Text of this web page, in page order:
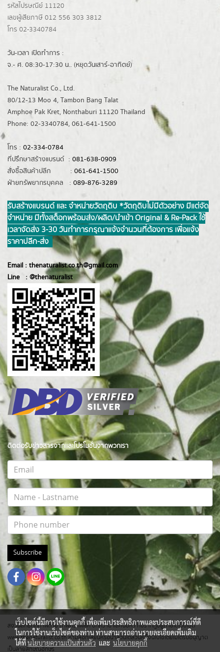
รหัสไปรษณีย์ 11120
เลขผู้เสียภาษี 012 556 303 3812
โทร 02-3340784
วัน-เวลา เปิดทำการ :
จ.- ศ. 08:30-17:30 น.. (หยุดวันเสาร์-อาทิตย์)
The Naturalist Co., Ltd.
80/12-13 Moo 4, Tambon Bang Talat
Amphoe Pak Kret, Nonthaburi 11120 Thailand
Phone: 02-3340784, 061-641-1500
โทร : 02-334-0784
ที่ปรึกษาสร้างแบรนด์ : 081-638-0909
สั่งซื้อสินค้าปลีก : 061-641-1500
ฝ่ายทรัพยากรบุคคล : 089-876-3289
รับสร้างแบรนด์ และ จำหน่ายวัตถุดิบ *วัตถุดิบไม่มีตัวอย่าง มีแต่จัด
จำหน่าย มีทั้งสต็อกพร้อมส่ง/ผลิต/นำเข้า Original & Re-Pack ใช้
เวลาจัดส่ง 3-30 วันทำการ กรุณาแจ้งจำนวนที่ต้องการ เพื่อแจ้ง
ราคาปลีก-ส่ง
Email : thenaturalist.co.th@gmail.com
Line : @thenaturalist
ติดต่อรับข่าวสารจากและโปรโมชั่นจากพวกเรา
Subscribe
สงวนสิทธิ์ทุกภาพถ่าย ภาพกราฟฟิค บทความ และเนื้อหา ที่ปรากฎอยู่ภายใต้เว็บไซต์
www.thenaturalist.co.th ห้ามลอกเลียนหรือนำส่วนใดส่วนหนึ่งนี้ไปใช้โดยไม่ได้รับอนุญาต
เป็นลายลักษณ์อักษร
เว็บไซต์นี้มีการใช้งานคุกกี้ เพื่อเพิ่มประสิทธิภาพและประสบการณ์ที่ดี
ในการใช้งานเว็บไซต์ของท่าน ท่านสามารถอ่านรายละเอียดเพิ่มเติม
ได้ที่นโยบายความเป็นส่วนตัว และ นโยบายคุกกี้